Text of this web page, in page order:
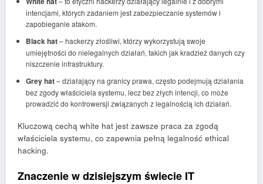
intencjami, których zadaniem jest zabezpieczanie systemów i
zapobieganie atakom.
Black hat– hackerzy złośliwi, którzy wykorzystują swoje
umiejętności do nielegalnych działań, takich jak kradzież danych czy
niszczenie infrastruktury.
Grey hat– działający na granicy prawa, często podejmują działania
bez zgody właściciela systemu, lecz bez złych intencji, co może
prowadzić do kontrowersji związanych z legalnością ich działań.
Kluczową cechą white hat jest zawsze praca za zgodą
właściciela systemu, co zapewnia pełną legalność ethical
hacking.
Znaczenie w dzisiejszym świecie IT